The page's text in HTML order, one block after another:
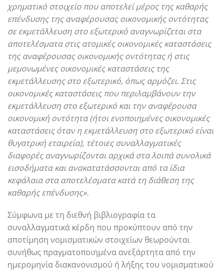
χρηματικό στοιχείο που αποτελεί μέρος της καθαρής
επένδυσης της αναφέρουσας οικονομικής οντότητας
σε εκμετάλλευση στο εξωτερικό αναγνωρίζεται στα
αποτελέσματα στις ατομικές οικονομικές καταστάσεις
της αναφέρουσας οικονομικής οντότητας ή στις
μεμονωμένες οικονομικές καταστάσεις της
εκμετάλλευσης στο εξωτερικό, όπως αρμόζει. Στις
οικονομικές καταστάσεις που περιλαμβάνουν την
εκμετάλλευση στο εξωτερικό και την αναφέρουσα
οικονομική οντότητα (ήτοι ενοποιημένες οικονομικές
καταστάσεις όταν η εκμετάλλευση στο εξωτερικό είναι
θυγατρική εταιρεία), τέτοιες συναλλαγματικές
διαφορές αναγνωρίζονται αρχικά στα λοιπά συνολικά
εισοδήματα και ανακατατάσσονται από τα ίδια
κεφάλαια στα αποτελέσματα κατά τη διάθεση της
καθαρής επένδυσης».
Σύμφωνα με τη διεθνή βιβλιογραφία τα
συναλλαγματικά κέρδη που προκύπτουν από την
αποτίμηση νομισματικών στοιχείων θεωρούνται
συνήθως πραγματοποιημένα ανεξάρτητα από την
ημερομηνία διακανονισμού ή λήξης του νομισματικού